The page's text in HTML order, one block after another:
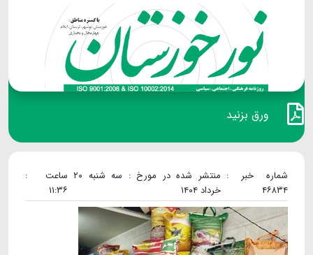
ورق بزنید
شماره خبر :
۴۶۸۳۴
منتشر شده در مورخ : سه شنبه ۲۰
خرداد ۱۴۰۴
ساعت :
۱۱:۳۶